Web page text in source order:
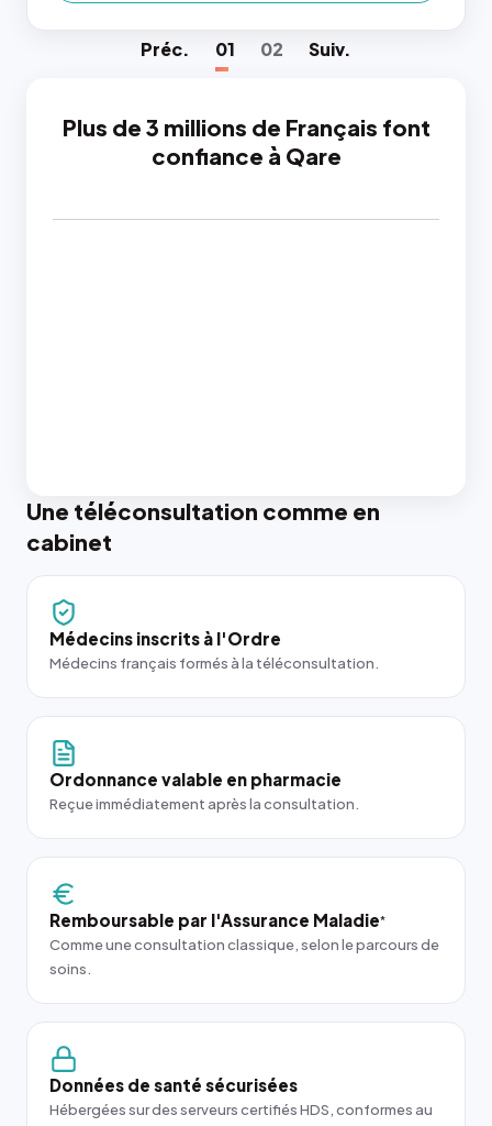
Préc. 01 02 Suiv.
Plus de 3 millions de Français font
confiance à Qare
Une téléconsultation comme en
cabinet
Médecins inscrits à l'Ordre
Médecins français formés à la téléconsultation.
Ordonnance valable en pharmacie
Reçue immédiatement après la consultation.
Remboursable par l'Assurance Maladie*
Comme une consultation classique, selon le parcours de
soins.
Données de santé sécurisées
Hébergées sur des serveurs certifiés HDS, conformes au